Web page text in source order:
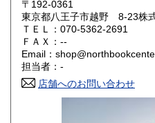
奈良県 350円
鳥取県
岡山県
〒192-0361
東京都八王子市越野 8-23株
ＴＥＬ：070-5362-2691
ＦＡＸ：--
Email：
担当者：-
店舗へのお問い合わせ